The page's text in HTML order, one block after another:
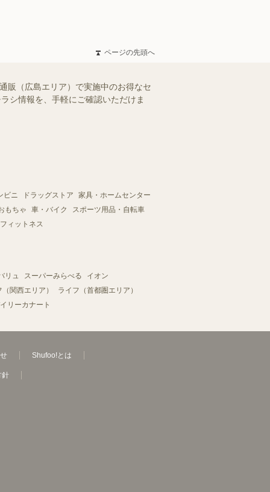
ページの先頭へ
販（広島エリア）で実施中のお得なセ
シ情報を、手軽にご確認いただけま
ビニ ドラッグストア
家具・ホームセンター
もちゃ
車・バイク
スポーツ用品・自転車
ィットネス
リュ スーパーみらべる
イオン
関西エリア）
ライフ（首都圏エリア）
リーカナート
Shufoo!とは
針